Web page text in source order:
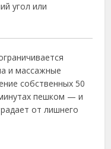
угол или
и массажные
собственных 50
пешком — и
от лишнего